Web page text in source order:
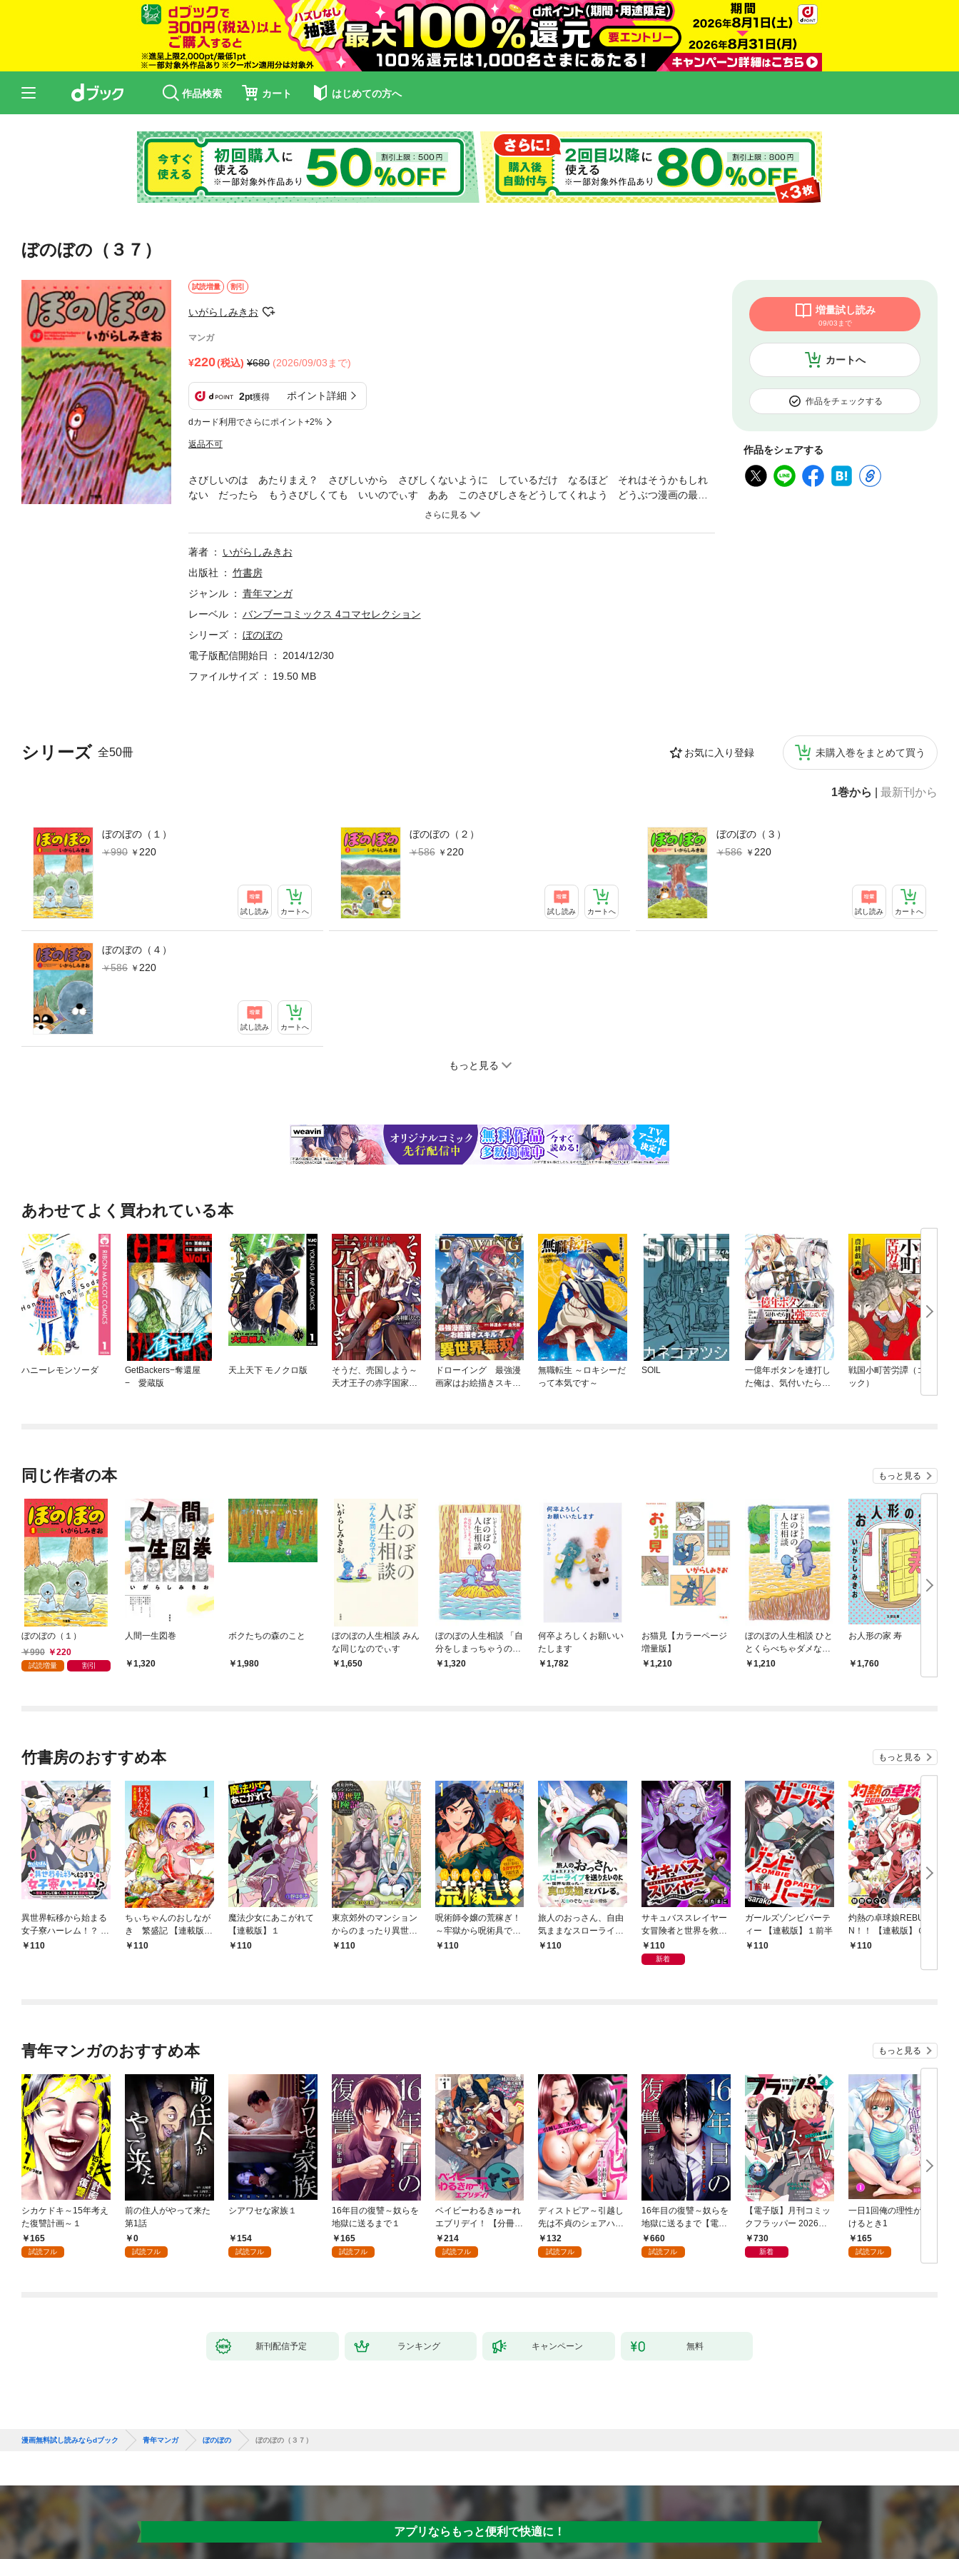
作品検索 カート はじめての方へ
ぼのぼの（３７）
試読増量 割引
いがらしみきお
マンガ
220(税込) 680 (2026/09/03まで)
2pt獲得 ポイント詳細
dカード利用でさらにポイント+2%
返品不可
カートへ
増量試し読み
09/03まで
作品をチェックする
作品をシェアする
シリーズ 全50冊 お気に入り登録 未購入巻をまとめて買う
1巻から 最新刊から
ぼのぼの（１）
990
220
試し読み カートへ
ぼのぼの（２）
586
220
試し読み カートへ
ぼのぼの（３）
586
220
試し読み カートへ
ぼのぼの（４）
586
220
試し読み カートへ
もっと見る
さびしいのは あたりまえ？ さびしいから さびしくないように しているだけ なるほど それはそうかもしれ
ない だったら もうさびしくても いいのでぃす ああ このさびしさをどうしてくれよう どうぶつ漫画の最高
著者
いがらしみきお
出版社
竹書房
ジャンル
青年マンガ
レーベル
バンブーコミックス 4コマセレクション
シリーズ
ぼのぼの
電子版配信開始日
2014/12/30
ファイルサイズ
19.50 MB
あわせてよく買われている本
ハニーレモンソーダ
GetBackers−奪還屋
− 愛蔵版
天上天下 モノクロ版
そうだ、売国しよう～
天才王子の赤字国家再
ドローイング 最強漫
画家はお絵描きスキル
無職転生 ～ロキシーだ
って本気です～
SOIL
一億年ボタンを連打し
た俺は、気付いたら最
戦国小町苦労譚（コミ
ック）
同じ作者の本 もっと見る
ぼのぼの（１）
990
220
試読増量 割引
人間一生図巻
1,320
ボクたちの森のこと
1,980
ぼのぼの人生相談 みん
な同じなのでぃす
1,650
ぼのぼの人生相談 「自
分をしまっちゃうのを
やめないとさ」
1,320
何卒よろしくお願いい
たします
1,782
お猫見【カラーページ
増量版】
1,210
ぼのぼの人生相談 ひと
とくらべちゃダメなの
さ 【カラーページ増量
1,210
お人形の家 寿
1,760
竹書房のおすすめ本 もっと見る
異世界転移から始まる
女子寮ハーレム！？ ～
管理人として働く人間
110
ちぃちゃんのおしなが
き 繁盛記 【連載版】
１110
魔法少女にあこがれて
【連載版】１
110
東京郊外のマンション
からのまったり異世界
冒険記 ～僕の部屋が
110
呪術師令嬢の荒稼ぎ！
～牢獄から呪術具で掴
み取る金貨ザクザク宮
110
旅人のおっさん、自由
気ままなスローライフ
を送りたいのに世界を
110
サキュバススレイヤー
女冒険者と世界を救う
終末のハーレム部隊
【連載版】１
110
新着
ガールズゾンビパーテ
ィー 【連載版】１前半
110
灼熱の卓球娘REBUR
N！！ 【連載版】０－
①110
青年マンガのおすすめ本 もっと見る
シカケドキ～15年考え
た復讐計画～１
165
試読フル
前の住人がやって来た
第1話
0
試読フル
シアワセな家族１
154
試読フル
16年目の復讐～奴らを
地獄に送るまで１
165
試読フル
ベイビーわるきゅーれ
エブリデイ！ 【分冊
版】 1
214
試読フル
ディストピア～引越し
先は不貞のシェアハウ
ス～１
132
試読フル
16年目の復讐～奴らを
地獄に送るまで【電子
単行本版】１
660
試読フル
【電子版】月刊コミッ
クフラッパー 2026年9
月号730
新着
一日1回俺の理性が負
けるとき1
165
試読フル
新刊配信予定 ランキング キャンペーン 無料
漫画無料試し読みならdブック 青年マンガ ぼのぼの ぼのぼの（３７）
アプリならもっと便利で快適に！